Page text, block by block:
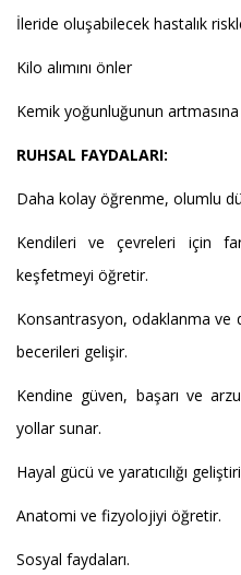
İleride oluşabilecek hastalık
Kilo alımını önler
Kemik yoğunluğunun artmasına
RUHSAL FAYDALARI:
Daha kolay öğrenme, olumlu
Kendileri ve çevreleri için
keşfetmeyi öğretir.
Konsantrasyon, odaklanma ve
becerileri gelişir.
Kendine güven, başarı ve
yollar sunar.
Hayal gücü ve yaratıcılığı
Anatomi ve fizyolojiyi öğretir.
Sosyal faydaları.